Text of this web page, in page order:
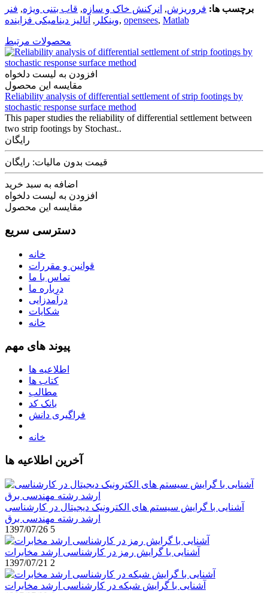
برچسب ها: فروریزش, انرکنش خاک و سازه, قاب بتنی ویژه, فنر
وینکلر , آنالیز دینامیکی فزاینده , opensees, Matlab
محصولات مرتبط
افزودن به لیست دلخواه
مقایسه این محصول
Reliability analysis of differential settlement of strip footings by
stochastic response surface method
This paper studies the reliability of differential settlement between
two strip footings by Stochast..
رایگان
قیمت بدون مالیات: رایگان
اضافه به سبد خرید
افزودن به لیست دلخواه
مقایسه این محصول
دسترسی سریع
خانه
قوانین و مقررات
تماس با ما
درباره ما
درآمدزایی
شکایات
خانه
پیوند های مهم
اطلاعیه ها
کتاب ها
مطالب
بانک کد
فراگیری دانش
خانه
آخرین اطلاعیه ها
آشنایی با گرایش سیستم های الکترونیک دیجیتال در کارشناسی
ارشد رشته مهندسی برق
1397/07/26 5
آشنایی با گرایش رمز در کارشناسی ارشد مخابرات
1397/07/21 2
آشنایی با گرایش شبکه در کارشناسی ارشد مخابرات